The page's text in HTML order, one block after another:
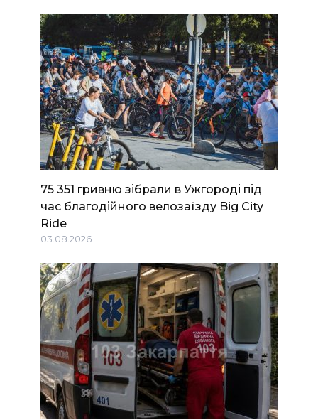
75 351 гривню зібрали в Ужгороді під
час благодійного велозаїзду Big Сity
Ride
03.08.2026